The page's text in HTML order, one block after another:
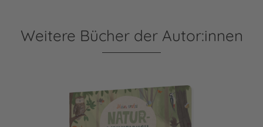
Weitere Bücher der Autor:innen